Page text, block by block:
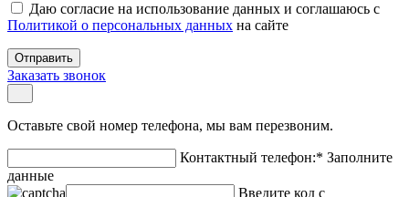
Даю согласие на использование данных и соглашаюсь с
Политикой о персональных данных на сайте
Отправить
Заказать звонок
Оставьте свой номер телефона, мы вам перезвоним.
Контактный телефон:* Заполните
данные
Введите код с